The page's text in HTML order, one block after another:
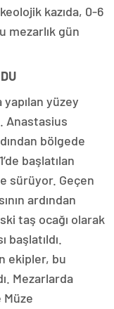
kazıda, 0-6
mezarlık gün
yüzey
Anastasius
bölgede
başlatılan
sürüyor. Geçen
ardından
taş ocağı olarak
ekipler, bu
Mezarlarda